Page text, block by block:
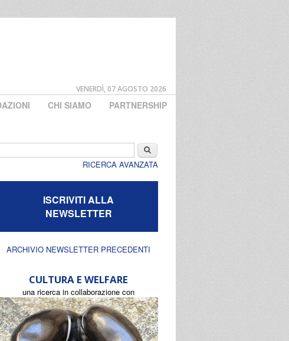
VENERDÌ, 07 AGOSTO 2026
CHI SIAMO PARTNERSHIP
Cerca
RICERCA AVANZATA
ISCRIVITI ALLA
NEWSLETTER
ARCHIVIO NEWSLETTER PRECEDENTI
CULTURA E WELFARE
una ricerca in collaborazione con